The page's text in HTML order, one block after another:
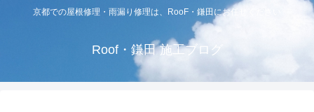
京都での屋根修理・雨漏り修理は、RooF・鎌田にお任せください
Roof・鎌田 施工ブログ